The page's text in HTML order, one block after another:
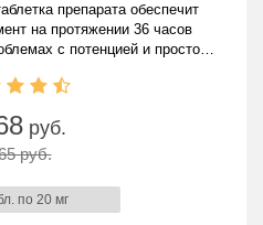
препарата обеспечит
на протяжении 36 часов
с потенцией и просто
руб.
руб.
по 20 мг